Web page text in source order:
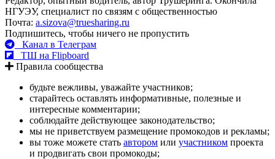
НГУЭУ, специалист по связям с общественностью
Почта: a.sizova@truesharing.ru
Подпишитесь, чтобы ничего не пропустить
Канал в Телеграм
ТШ на Flipboard
Правила сообщества
будьте вежливы, уважайте участников;
старайтесь оставлять информативные, полезные и
интересные комментарии;
соблюдайте действующее законодательство;
мы не приветствуем размещение промокодов и рекламы;
вы тоже можете стать автором или участником проекта
и продвигать свои промокоды;